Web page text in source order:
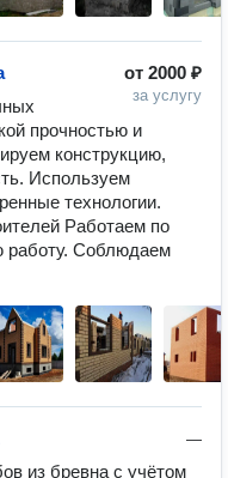
от 2000 ₽
за услугу
прочностью и
конструкцию,
Используем
технологии.
Работаем по
работу. Соблюдаем
—
из бревна с учётом